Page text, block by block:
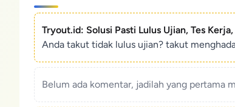
Tryout.id: Solusi Pasti Lulus Ujian, Tes
Anda takut tidak lulus ujian? takut
Belum ada komentar, jadilah yang pertama